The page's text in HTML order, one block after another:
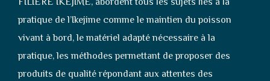
pratique de l’Ikejime comme le maintien du poisson
vivant à bord, le matériel adapté nécessaire à la
pratique, les méthodes permettant de proposer des
produits de qualité répondant aux attentes des